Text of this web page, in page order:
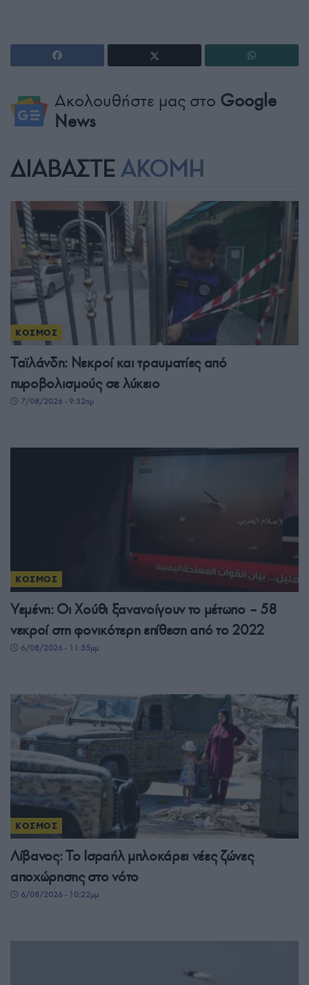
Ακολουθήστε μας στο Google
News
ΔΙΑΒΑΣΤΕ ΑΚΟΜΗ
ΚΟΣΜΟΣ
Ταϊλάνδη: Νεκροί και τραυματίες από
πυροβολισμούς σε λύκειο
7/08/2026 - 9:32πμ
ΚΟΣΜΟΣ
Υεμένη: Οι Χούθι ξανανοίγουν το μέτωπο – 58
νεκροί στη φονικότερη επίθεση από το 2022
6/08/2026 - 11:55μμ
ΚΟΣΜΟΣ
Λίβανος: Το Ισραήλ μπλοκάρει νέες ζώνες
αποχώρησης στο νότο
6/08/2026 - 10:22μμ